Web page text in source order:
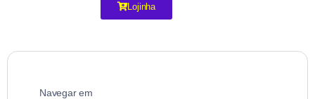
Lojinha
Navegar em